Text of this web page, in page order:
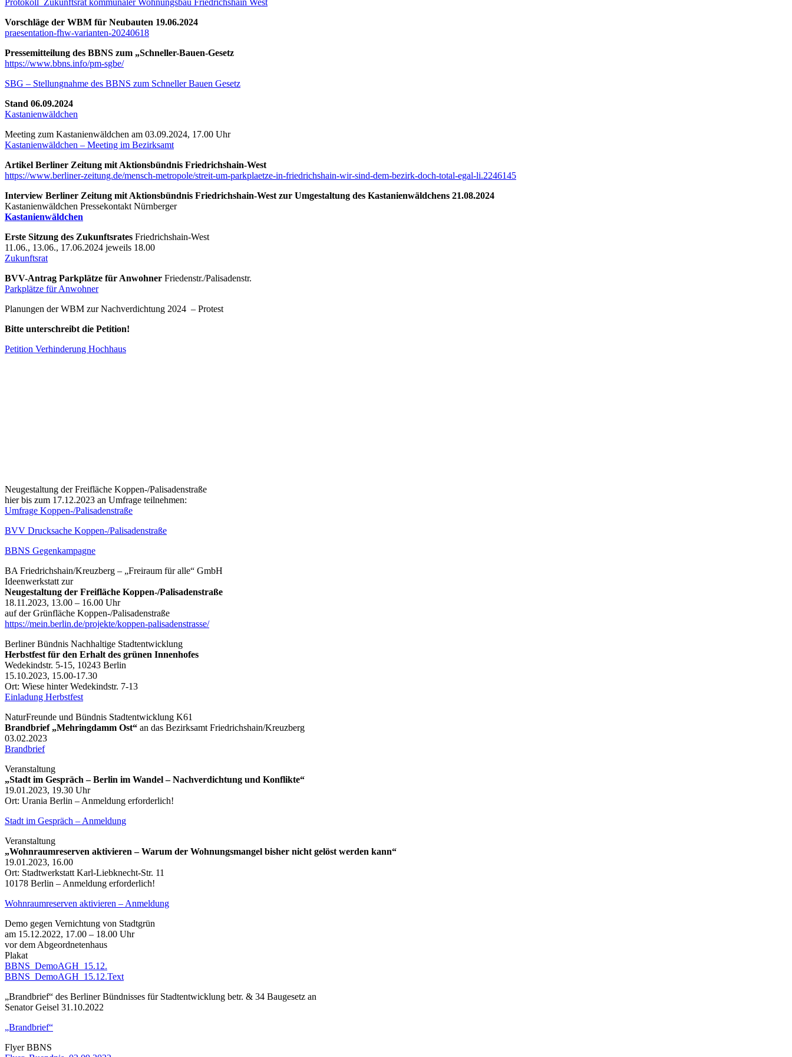
Vorschläge der WBM für Neubauten 19.06.2024
praesentation-fhw-varianten-20240618
Pressemitteilung des BBNS zum „Schneller-Bauen-Gesetz
https://www.bbns.info/pm-sgbe/
SBG – Stellungnahme des BBNS zum Schneller Bauen Gesetz
Stand 06.09.2024
Kastanienwäldchen
Meeting zum Kastanienwäldchen am 03.09.2024, 17.00 Uhr
Kastanienwäldchen – Meeting im Bezirksamt
Artikel Berliner Zeitung mit Aktionsbündnis Friedrichshain-West
https://www.berliner-zeitung.de/mensch-metropole/streit-um-parkplaetze-in-friedrichshain-wir-sind-dem-bezirk-doch-total-egal-li.2246145
Interview Berliner Zeitung mit Aktionsbündnis Friedrichshain-West zur Umgestaltung des Kastanienwäldchens 21.08.2024
Kastanienwäldchen Pressekontakt Nürnberger
Kastanienwäldchen
Erste Sitzung des Zukunftsrates Friedrichshain-West
11.06., 13.06., 17.06.2024 jeweils 18.00
Zukunftsrat
BVV-Antrag Parkplätze für Anwohner Friedenstr./Palisadenstr.
Parkplätze für Anwohner
Planungen der WBM zur Nachverdichtung 2024 – Protest
Bitte unterschreibt die Petition!
Petition Verhinderung Hochhaus
Neugestaltung der Freifläche Koppen-/Palisadenstraße
hier bis zum 17.12.2023 an Umfrage teilnehmen:
Umfrage Koppen-/Palisadenstraße
BVV Drucksache Koppen-/Palisadenstraße
BBNS Gegenkampagne
BA Friedrichshain/Kreuzberg – „Freiraum für alle“ GmbH
Ideenwerkstatt zur
Neugestaltung der Freifläche Koppen-/Palisadenstraße
18.11.2023, 13.00 – 16.00 Uhr
auf der Grünfläche Koppen-/Palisadenstraße
https://mein.berlin.de/projekte/koppen-palisadenstrasse/
Berliner Bündnis Nachhaltige Stadtentwicklung
Herbstfest für den Erhalt des grünen Innenhofes
Wedekindstr. 5-15, 10243 Berlin
15.10.2023, 15.00-17.30
Ort: Wiese hinter Wedekindstr. 7-13
Einladung Herbstfest
NaturFreunde und Bündnis Stadtentwicklung K61
Brandbrief „Mehringdamm Ost“ an das Bezirksamt Friedrichshain/Kreuzberg
03.02.2023
Brandbrief
Veranstaltung
„Stadt im Gespräch – Berlin im Wandel – Nachverdichtung und Konflikte“
19.01.2023, 19.30 Uhr
Ort: Urania Berlin – Anmeldung erforderlich!
Stadt im Gespräch – Anmeldung
Veranstaltung
„Wohnraumreserven aktivieren – Warum der Wohnungsmangel bisher nicht gelöst werden kann“
19.01.2023, 16.00
Ort: Stadtwerkstatt Karl-Liebknecht-Str. 11
10178 Berlin – Anmeldung erforderlich!
Wohnraumreserven aktivieren – Anmeldung
Demo gegen Vernichtung von Stadtgrün
am 15.12.2022, 17.00 – 18.00 Uhr
vor dem Abgeordnetenhaus
Plakat
BBNS_DemoAGH_15.12.
BBNS_DemoAGH_15.12.Text
„Brandbrief“ des Berliner Bündnisses für Stadtentwicklung betr. & 34 Baugesetz an
Senator Geisel 31.10.2022
„Brandbrief“
Flyer BBNS